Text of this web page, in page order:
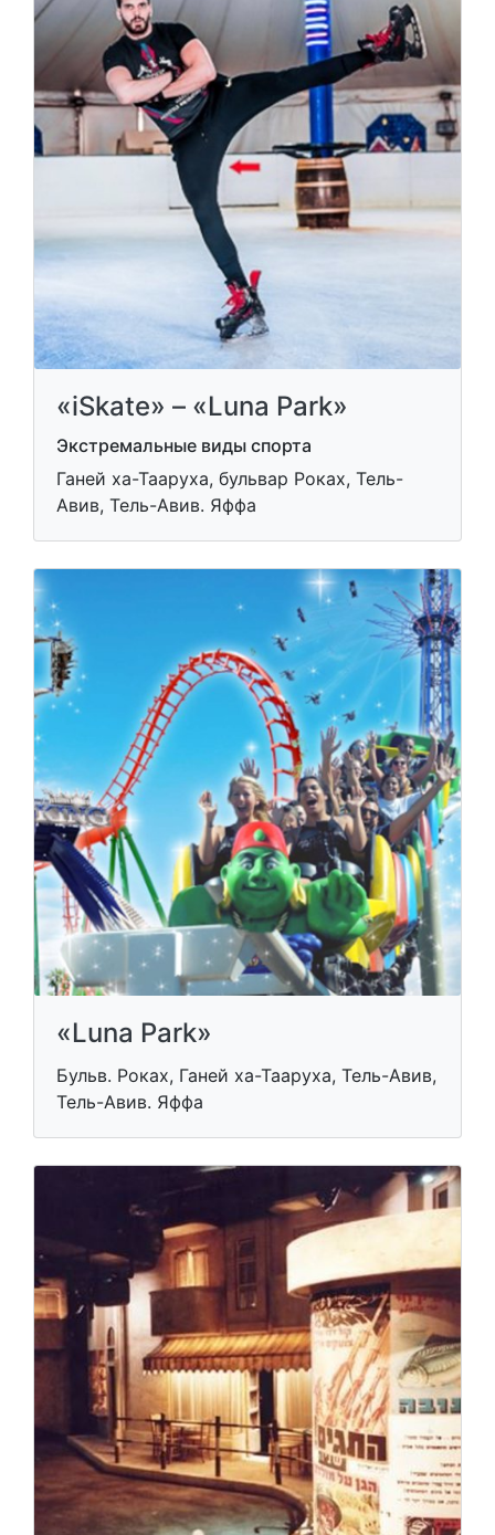
«iSkate» – «Luna Park»
Экстремальные виды спорта
Ганей ха-Тааруха, бульвар Роках, Тель-
Авив, Тель-Авив. Яффа
«Luna Park»
Бульв. Роках, Ганей ха-Тааруха, Тель-Авив,
Тель-Авив. Яффа